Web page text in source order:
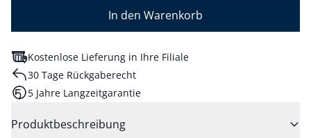
In den Warenkorb
Kostenlose Lieferung in Ihre Filiale
30 Tage Rückgaberecht
5 Jahre Langzeitgarantie
Produktbeschreibung